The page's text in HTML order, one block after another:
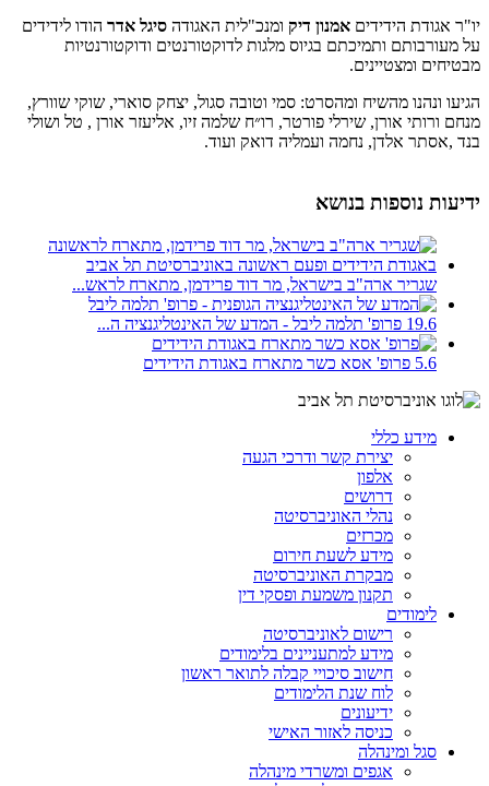
יו"ר אגודת הידידים אמנון דיק ומנכ"לית האגודה סיגל אדר הודו לידידים
על מעורבותם ותמיכתם בגיוס מלגות לדוקטורנטים ודוקטורנטיות
מבטיחים ומצטיינים.
הגיעו ונהנו מהשיח ומהסרט: סמי וטובה סגול, יצחק סוארי, שוקי שוורץ,
מנחם ורותי אורן, שירלי פורטר, רו״ח שלמה זיו, אליעזר אורן , טל ושולי
בנד ,אסתר אלדן, נחמה ועמליה דואק ועוד.
ידיעות נוספות בנושא
שגריר ארה"ב בישראל, מר דוד פרידמן, מתארח לראש...
19.6 פרופ' תלמה ליבל - המדע של האינטליגנציה ה...
5.6 פרופ' אסא כשר מתארח באגודת הידידים
מידע כללי
יצירת קשר ודרכי הגעה
אלפון
דרושים
נהלי האוניברסיטה
מכרזים
מידע לשעת חירום
מבקרת האוניברסיטה
תקנון משמעת ופסקי דין
לימודים
רישום לאוניברסיטה
מידע למתעניינים בלימודים
חישוב סיכויי קבלה לתואר ראשון
לוח שנת הלימודים
ידיעונים
כניסה לאזור האישי
סגל ומינהלה
אגפים ומשרדי מינהלה